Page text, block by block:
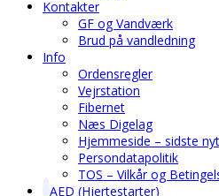
Kontakter
GF og Vandværk
Brud på vandledning
Info
Ordensregler
Vejrstation
Fibernet
Næs Digelag
Hjemmeside – sidste nyt
Persondatapolitik
TOS – Vilkår og
AED (Hjertestarter)